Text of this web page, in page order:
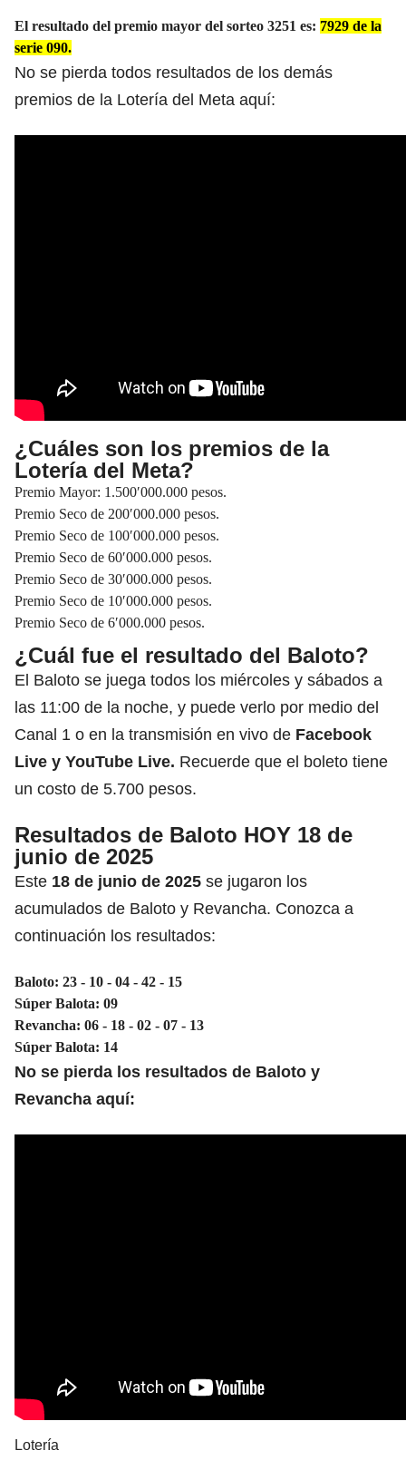
El resultado del premio mayor del sorteo 3251 es: 7929 de la
serie 090.
No se pierda todos resultados de los demás
premios de la Lotería del Meta aquí:
¿Cuáles son los premios de la
Lotería del Meta?
Premio Mayor: 1.500′000.000 pesos.
Premio Seco de 200′000.000 pesos.
Premio Seco de 100′000.000 pesos.
Premio Seco de 60′000.000 pesos.
Premio Seco de 30′000.000 pesos.
Premio Seco de 10′000.000 pesos.
Premio Seco de 6′000.000 pesos.
¿Cuál fue el resultado del Baloto?
El Baloto se juega todos los miércoles y sábados a
las 11:00 de la noche, y puede verlo por medio del
Canal 1 o en la transmisión en vivo de Facebook
Live y YouTube Live. Recuerde que el boleto tiene
un costo de 5.700 pesos.
Resultados de Baloto HOY 18 de
junio de 2025
Este 18 de junio de 2025 se jugaron los
acumulados de Baloto y Revancha. Conozca a
continuación los resultados:
Baloto: 23 - 10 - 04 - 42 - 15
Súper Balota: 09
Revancha: 06 - 18 - 02 - 07 - 13
Súper Balota: 14
No se pierda los resultados de Baloto y
Revancha aquí:
Lotería